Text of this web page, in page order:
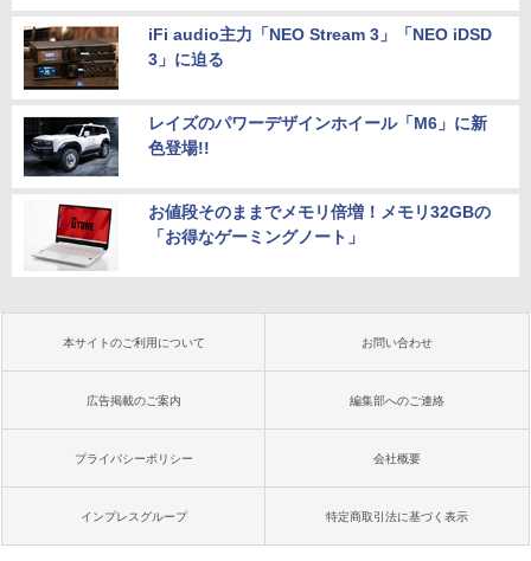
iFi audio主力「NEO Stream 3」「NEO iDSD
3」に迫る
レイズのパワーデザインホイール「M6」に新
色登場!!
お値段そのままでメモリ倍増！メモリ32GBの
「お得なゲーミングノート」
本サイトのご利用について お問い合わせ
広告掲載のご案内 編集部へのご連絡
プライバシーポリシー 会社概要
インプレスグループ 特定商取引法に基づく表示